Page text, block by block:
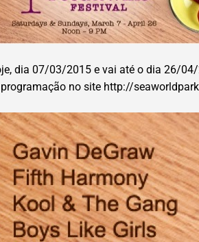
dia 07/03/2015 e vai até o dia 26/
programação no site http://